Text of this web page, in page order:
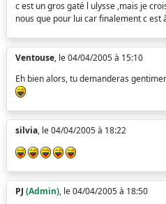
c est un gros gaté l ulysse ,mais je
nous que pour lui car finalement c est
Ventouse, le 04/04/2005 à 15:10
Eh bien alors, tu demanderas
silvia, le 04/04/2005 à 18:22
PJ (Admin), le 04/04/2005 à 18:50